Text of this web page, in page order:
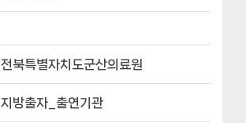
전북특별자치도군산의료원
지방출자_출연기관